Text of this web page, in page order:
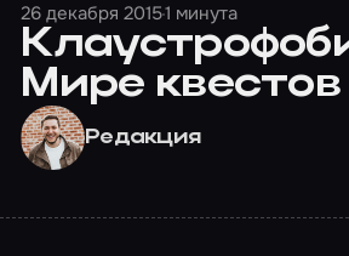
26 декабря 20151 минута
Мире квестов
Редакция